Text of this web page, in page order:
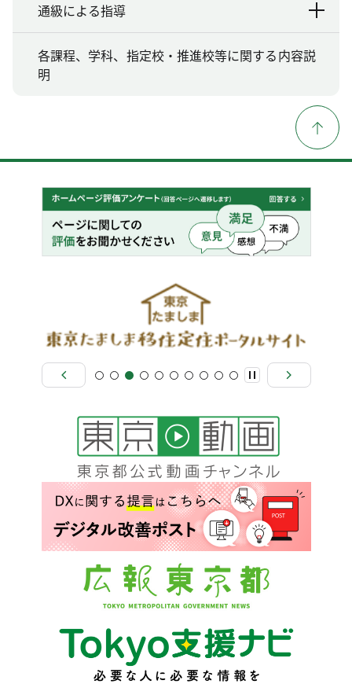
通級による指導
各課程、学科、指定校・推進校等に関する内容説
明